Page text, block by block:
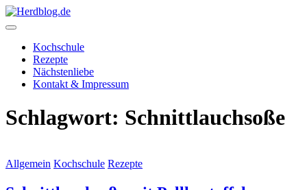
Skip
to
Herdblog.de
Kochschule
Rezepte
Nächstenliebe
Kontakt & Impressum
Schlagwort: Schnittlauchsoße
Allgemein Kochschule Rezepte